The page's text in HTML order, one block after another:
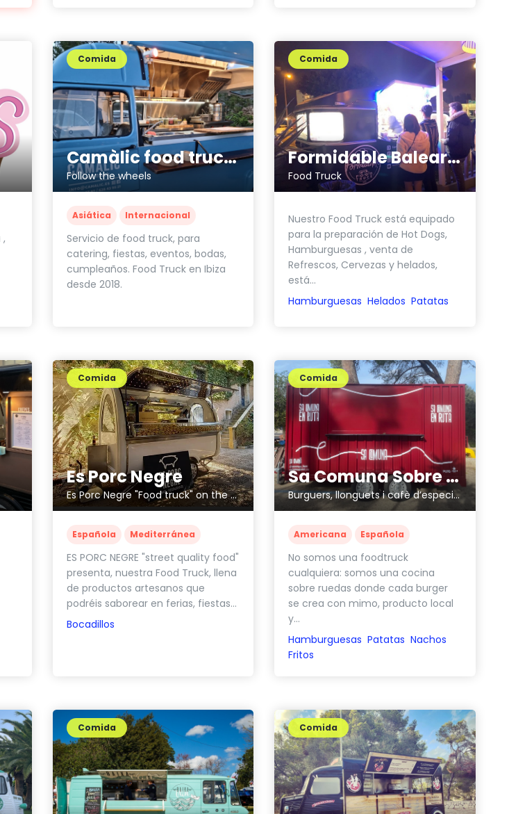
Camàlic food truck Ibiza
Follow the wheels
Comida
Asiática Internacional
Servicio de food truck, para
catering, fiestas, eventos, bodas,
cumpleaños. Food Truck en Ibiza
desde 2018.
Formidable Baleares
Food Truck
Comida
Nuestro Food Truck está equipado
para la preparación de Hot Dogs,
Hamburguesas , venta de
Refrescos, Cervezas y helados,
está...
Hamburguesas Helados Patatas
Es Porc Negre
Es Porc Negre "Food truck" on the road
Comida
Española Mediterránea
ES PORC NEGRE "street quality food"
presenta, nuestra Food Truck, llena
de productos artesanos que
podréis saborear en ferias, fiestas...
Bocadillos
Sa Comuna Sobre Ruedas
Burguers, llonguets i cafè d’especialitatal Pla de Mallorca.
Comida
Americana Española
No somos una foodtruck
cualquiera: somos una cocina
sobre ruedas donde cada burger
se crea con mimo, producto local
y...
Hamburguesas Patatas Nachos
Fritos
Comida Comida